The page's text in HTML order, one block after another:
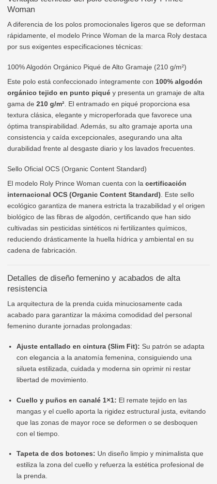
Woman
A diferencia de los polos promocionales ligeros que se deforman
rápidamente, el modelo Prince Woman de la marca Roly destaca
por sus exigentes especificaciones técnicas:
100% Algodón Orgánico Piqué de Alto Gramaje (210 g/m²)
Este polo está confeccionado íntegramente con 100% algodón
orgánico tejido en punto piqué y presenta un gramaje de alta
gama de 210 g/m² . El entramado en piqué proporciona esa
textura clásica, elegante y microperforada que favorece una
óptima transpirabilidad. Además, su alto gramaje aporta una
consistencia y caída excepcionales, asegurando una alta
durabilidad frente al desgaste diario y los lavados frecuentes.
Sello Oficial OCS (Organic Content Standard)
El modelo Roly Prince Woman cuenta con la certificación
internacional OCS (Organic Content Standard) . Este sello
ecológico garantiza de manera estricta la trazabilidad y el origen
biológico de las fibras de algodón, certificando que han sido
cultivadas sin pesticidas sintéticos ni fertilizantes químicos,
reduciendo drásticamente la huella hídrica y ambiental en su
cadena de fabricación.
Detalles de diseño femenino y acabados de alta
resistencia
La arquitectura de la prenda cuida minuciosamente cada
acabado para garantizar la máxima comodidad del personal
femenino durante jornadas prolongadas:
Ajuste entallado en cintura (Slim Fit): Su patrón se adapta
con elegancia a la anatomía femenina, consiguiendo una
silueta estilizada, cuidada y moderna sin oprimir ni restar
libertad de movimiento.
Cuello y puños en canalé 1×1: El remate tejido en las
mangas y el cuello aporta la rigidez estructural justa, evitando
que las zonas de mayor roce se deformen o se desboquen
con el tiempo.
Tapeta de dos botones: Un diseño limpio y minimalista que
estiliza la zona del cuello y refuerza la estética profesional de
la prenda.